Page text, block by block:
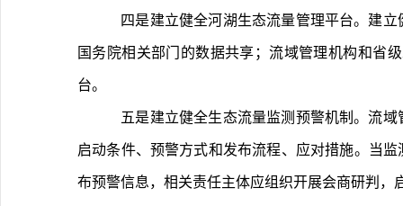
国务院相关部门的数据共享；流域管理机构和省
台。
启动条件、预警方式和发布流程、应对措施。当
布预警信息，相关责任主体应组织开展会商研判，